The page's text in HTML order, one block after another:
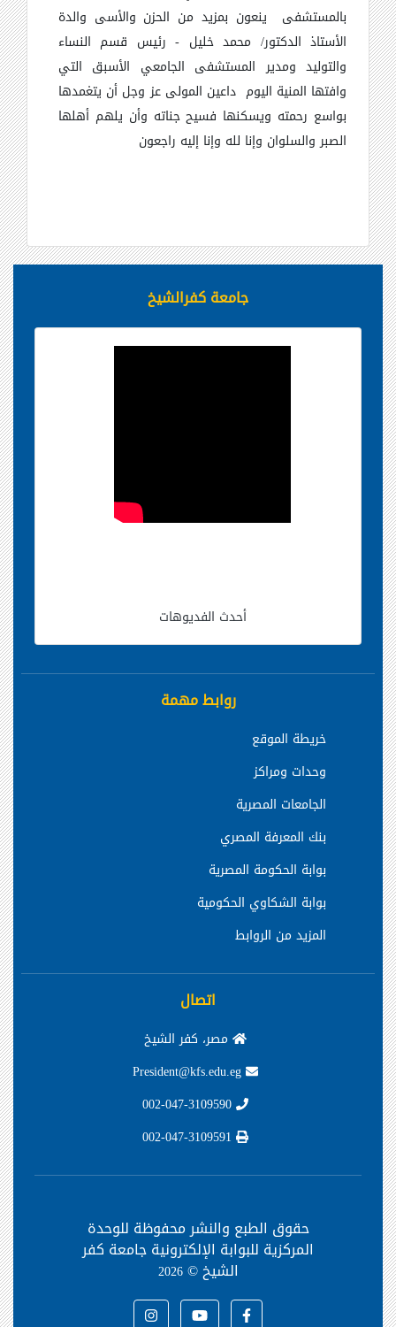
بالمستشفى ينعون بمزيد من الحزن والأسى والدة
الأستاذ الدكتور/ محمد خليل - رئيس قسم النساء
والتوليد ومدير المستشفى الجامعي الأسبق التي
وافتها المنية اليوم داعين المولى عز وجل أن يتغمدها
بواسع رحمته ويسكنها فسيح جناته وأن يلهم أهلها
الصبر والسلوان وإنا لله وإنا إليه راجعون
جامعة كفرالشيخ
أحدث الفديوهات
روابط مهمة
خريطة الموقع
وحدات ومراكز
الجامعات المصرية
بنك المعرفة المصري
بوابة الحكومة المصرية
بوابة الشكاوي الحكومية
المزيد من الروابط
اتصال
مصر، كفر الشيخ
حقوق الطبع والنشر محفوظة للوحدة
المركزية للبوابة الإلكترونية جامعة كفر
الشيخ ©2026